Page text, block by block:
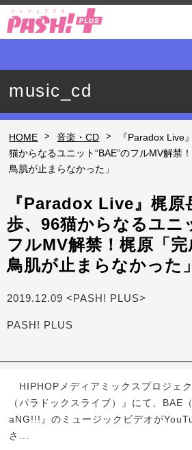
music_cd
HOME > 音楽・CD >
『Paradox Live
猫からなるユニット“BAE”のフルMV解禁
鳥肌が止まらなかった」
『Paradox Live』梶原
歩、96猫からなるユニ
フルMV解禁！梶原「
鳥肌が止まらなかった」
2019.12.09 <PASH! PLUS>
PASH! PLUS
HIPHOPメディアミックスプロジェ
（パラドックスライブ）』にて、BAE
aNG!!!』のミュージックビデオが
さ...